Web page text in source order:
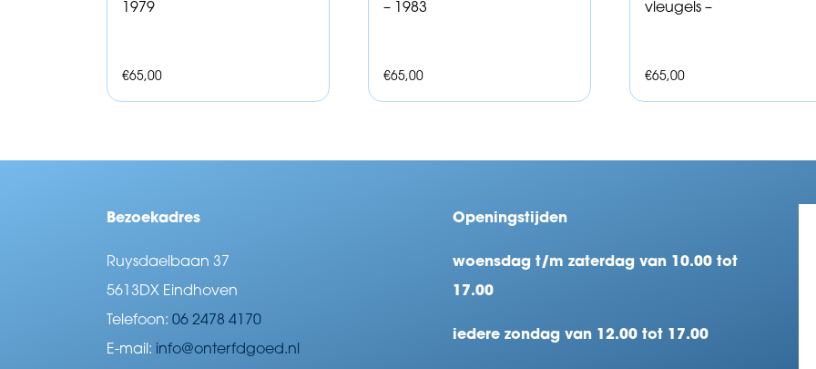
1979
€65,00
– 1983
€65,00
vleugels –
€65,00
Bezoekadres
Ruysdaelbaan 37
5613DX Eindhoven
Telefoon: 06 2478 4170
E-mail: info@onterfdgoed.nl
Openingstijden
woensdag t/m zaterdag van 10.00 tot
17.00
iedere zondag van 12.00 tot 17.00